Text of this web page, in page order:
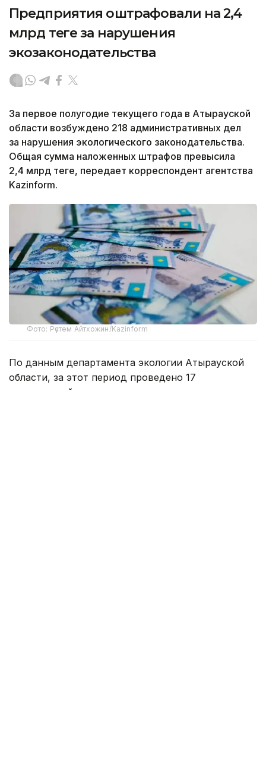
Предприятия оштрафовали на 2,4
млрд теңге за нарушения
экозаконодательства
За первое полугодие текущего года в Атырауской
области возбуждено 218 административных дел
за нарушения экологического законодательства.
Общая сумма наложенных штрафов превысила
2,4 млрд теңге, передает корреспондент агентства
Kazinform.
Фото: Рүстем Айтхожин/Kazinform
По данным департамента экологии Атырауской
области, за этот период проведено 17
мероприятий государственного контроля